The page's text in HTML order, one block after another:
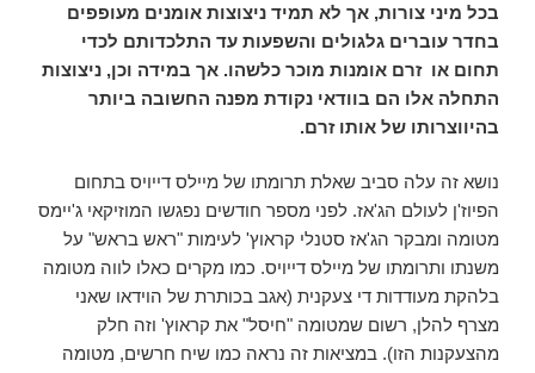
בכל מיני צורות, אך לא תמיד ניצוצות אומנים מעופפים
בחדר עוברים גלגולים והשפעות עד התלכדותם לכדי
תחום או זרם אומנות מוכר כלשהו. אך במידה וכן, ניצוצות
התחלה אלו הם בוודאי נקודת מפנה החשובה ביותר
בהיווצרותו של אותו זרם.
נושא זה עלה סביב שאלת תרומתו של מיילס דייויס בתחום
הפיוז'ן לעולם הג'אז. לפני מספר חודשים נפגשו המוזיקאי ג'יימס
מטומה ומבקר הג'אז סטנלי קראוץ' לעימות "ראש בראש" על
משנתו ותרומתו של מיילס דייויס. כמו מקרים כאלו לווה מטומה
בלהקת מעודדות די צעקנית (אגב בכותרת של הוידאו שאני
מצרף להלן, רשום שמטומה "חיסל" את קראוץ' וזה חלק
מהצעקנות הזו). במציאות זה נראה כמו שיח חרשים, מטומה